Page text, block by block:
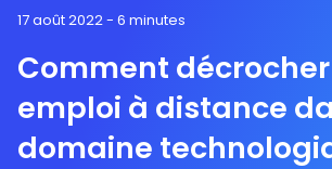
17 août 2022- 6 minutes
Comment
emploi à distance
domaine